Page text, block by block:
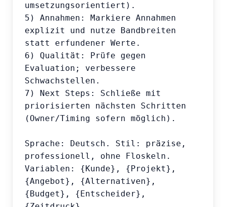
umsetzungsorientiert).
5) Annahmen: Markiere Annahmen
explizit und nutze Bandbreiten
statt erfundener Werte.
6) Qualität: Prüfe gegen
Evaluation; verbessere
Schwachstellen.
7) Next Steps: Schließe mit
priorisierten nächsten Schritten
(Owner/Timing sofern möglich).
Sprache: Deutsch. Stil: präzise,
professionell, ohne Floskeln.
Variablen: {Kunde}, {Projekt},
{Angebot}, {Alternativen},
{Budget}, {Entscheider},